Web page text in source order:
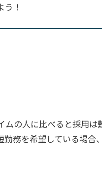
！
の人に比べると採用は
務を希望している場合